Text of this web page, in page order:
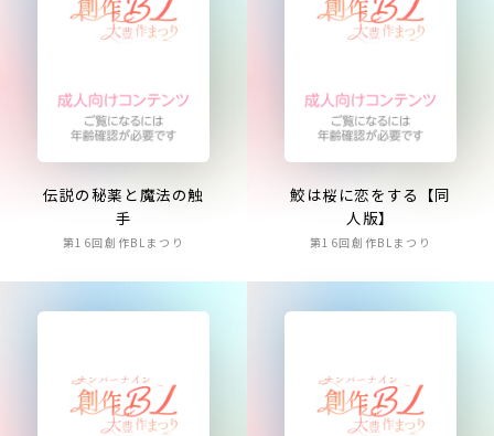
伝説の秘薬と魔法の触
手
第16回創作BLまつり
鮫は桜に恋をする【同
人版】
第16回創作BLまつり